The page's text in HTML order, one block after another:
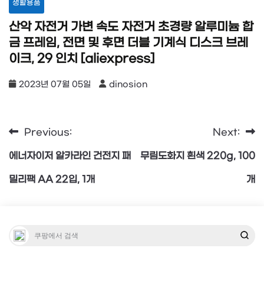
생활용품
산악 자전거 가변 속도 자전거 초경량 알루미늄 합
금 프레임, 전면 및 후면 더블 기계식 디스크 브레
이크, 29 인치 [aliexpress]
2023년 07월 05일 dinosion
글
탐
Previous:
에너자이저 알카라인 건전지 패
밀리팩 AA 22입, 1개
Next:
무림도화지 흰색 220g, 100
개